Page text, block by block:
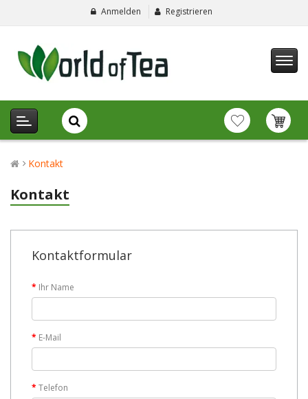
Anmelden Registrieren
Kontakt
Kontakt
Kontaktformular
Ihr Name
E-Mail
Telefon